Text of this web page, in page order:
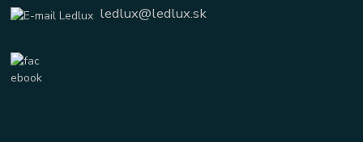
ledlux@ledlux.sk